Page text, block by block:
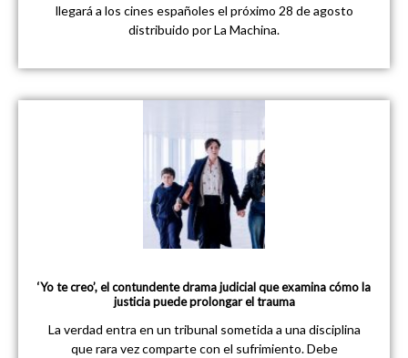
llegará a los cines españoles el próximo 28 de agosto
distribuido por La Machina.
‘Yo te creo’, el contundente drama judicial que examina cómo la
justicia puede prolongar el trauma
La verdad entra en un tribunal sometida a una disciplina
que rara vez comparte con el sufrimiento. Debe